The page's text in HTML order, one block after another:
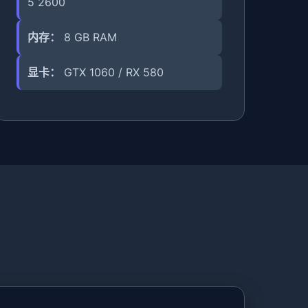
内存： 8 GB RAM
显卡： GTX 1060 / RX 580